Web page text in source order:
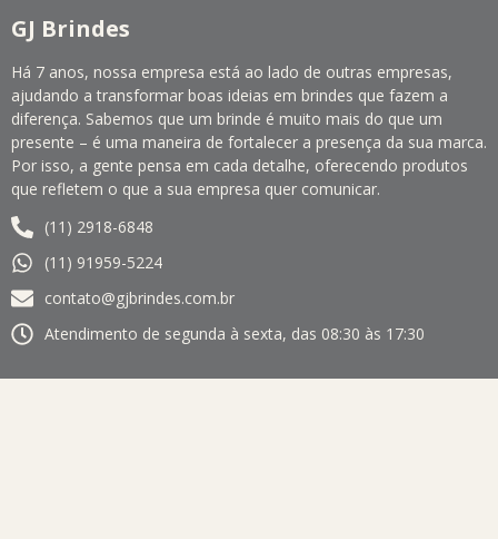
GJ Brindes
Há 7 anos, nossa empresa está ao lado de outras empresas,
ajudando a transformar boas ideias em brindes que fazem a
diferença. Sabemos que um brinde é muito mais do que um
presente – é uma maneira de fortalecer a presença da sua marca.
Por isso, a gente pensa em cada detalhe, oferecendo produtos
que refletem o que a sua empresa quer comunicar.
(11) 2918-6848
(11) 91959-5224
contato@gjbrindes.com.br
Atendimento de segunda à sexta, das 08:30 às 17:30